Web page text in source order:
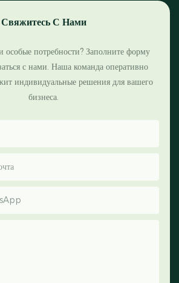
Свяжитесь С Нами
особые потребности? Заполните форму
с нами. Наша команда оперативно
индивидуальные решения для вашего
бизнеса.